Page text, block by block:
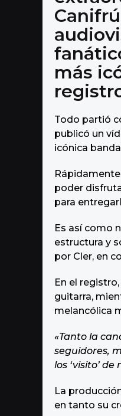
más
Todo partió
publicó un
icónica banda
poder
para
Es así como
estructura y
por Cler, en
En el
guitarra,
melancólica
«Tanto la
seguidores,
los ‘visito’
La
en tanto su